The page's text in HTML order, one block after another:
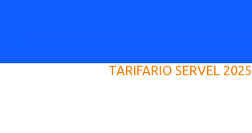
TARIFARIO SERVEL 2025